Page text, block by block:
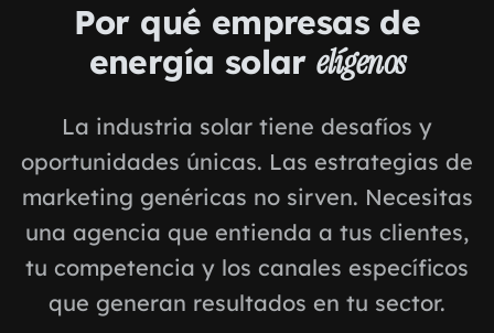
Por qué empresas de
energía solarelígenos
La industria solar tiene desafíos y
oportunidades únicas. Las estrategias de
marketing genéricas no sirven. Necesitas
una agencia que entienda a tus clientes,
tu competencia y los canales específicos
que generan resultados en tu sector.